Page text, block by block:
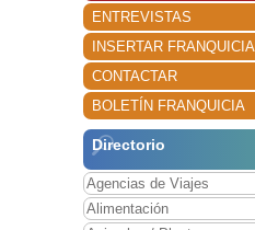
ENTREVISTAS
INSERTAR FRANQUICIA
CONTACTAR
BOLETÍN FRANQUICIA
Directorio
Agencias de Viajes
Alimentación